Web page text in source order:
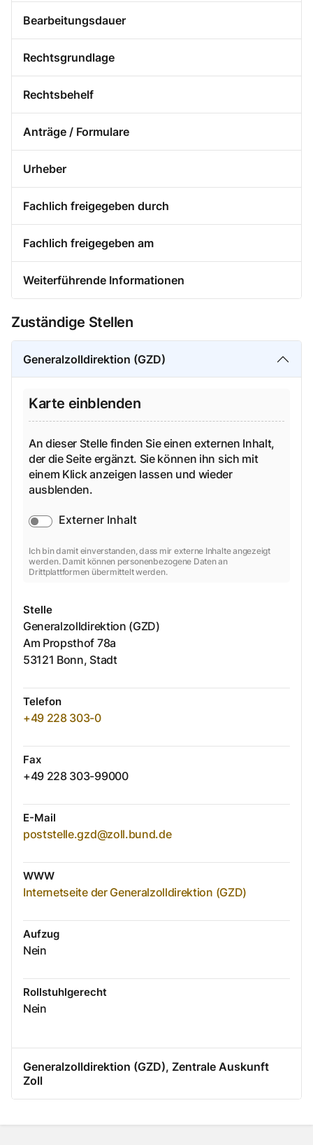
Bearbeitungsdauer
Rechtsgrundlage
Rechtsbehelf
Anträge / Formulare
Urheber
Fachlich freigegeben durch
Fachlich freigegeben am
Weiterführende Informationen
Zuständige Stellen
Generalzolldirektion (GZD)
Karte einblenden
An dieser Stelle finden Sie einen externen Inhalt,
der die Seite ergänzt. Sie können ihn sich mit
einem Klick anzeigen lassen und wieder
ausblenden.
Externer Inhalt
Ich bin damit einverstanden, dass mir externe Inhalte angezeigt
werden. Damit können personenbezogene Daten an
Drittplattformen übermittelt werden.
Stelle
Generalzolldirektion (GZD)
Am Propsthof 78a
53121 Bonn, Stadt
Telefon
+49 228 303-0
Fax
+49 228 303-99000
E-Mail
poststelle.gzd@zoll.bund.de
WWW
Internetseite der Generalzolldirektion (GZD)
Aufzug
Nein
Rollstuhlgerecht
Nein
Generalzolldirektion (GZD), Zentrale Auskunft
Zoll